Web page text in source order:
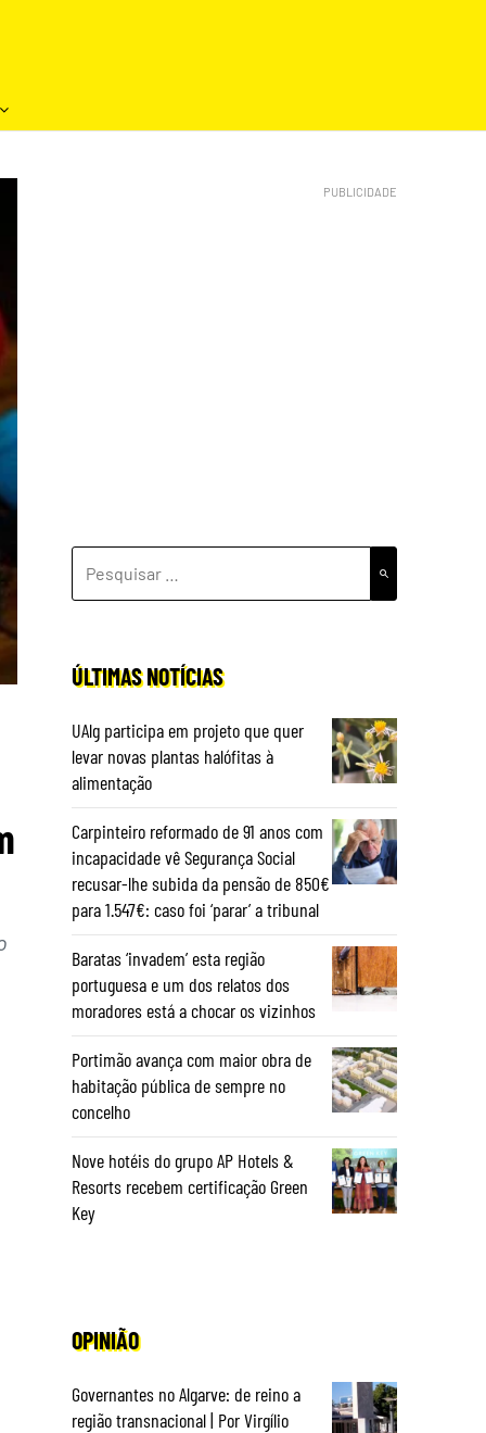
POR:
ÚLTIMAS NOTÍCIAS
UAlg participa em projeto que quer
levar novas plantas halófitas à
alimentação
Carpinteiro reformado de 91 anos com
incapacidade vê Segurança Social
recusar-lhe subida da pensão de 850€
para 1.547€: caso foi ‘parar’ a tribunal
Baratas ‘invadem’ esta região
portuguesa e um dos relatos dos
moradores está a chocar os vizinhos
Portimão avança com maior obra de
habitação pública de sempre no
concelho
Nove hotéis do grupo AP Hotels &
Resorts recebem certificação Green
Key
OPINIÃO
Governantes no Algarve: de reino a
região transnacional | Por Virgílio